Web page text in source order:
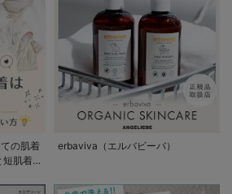
の肌着
短肌着
erbaviva（エルバビーバ）